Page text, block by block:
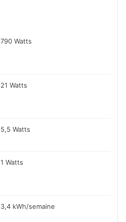
790 Watts
21 Watts
5,5 Watts
1 Watts
3,4 kWh/semaine